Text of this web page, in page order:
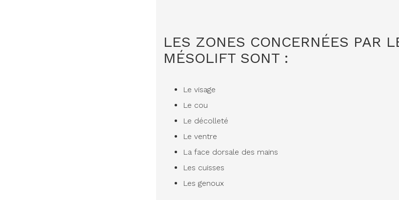
LES ZONES CONCERNÉES PAR
MÉSOLIFT SONT :
Le visage
Le cou
Le décolleté
Le ventre
La face dorsale des mains
Les cuisses
Les genoux